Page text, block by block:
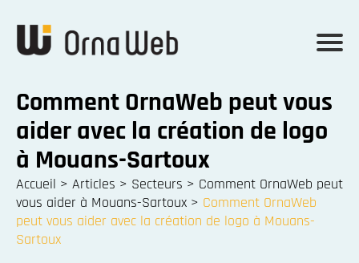
Comment OrnaWeb peut vous
aider avec la création de logo
à Mouans-Sartoux
Accueil > Articles > Secteurs > Comment OrnaWeb peut
vous aider à Mouans-Sartoux > Comment OrnaWeb
peut vous aider avec la création de logo à Mouans-
Sartoux